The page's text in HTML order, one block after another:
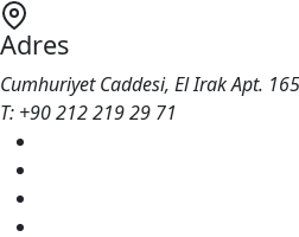
Adres
Cumhuriyet Caddesi, El Irak Apt.
T: +90 212 219 29 71